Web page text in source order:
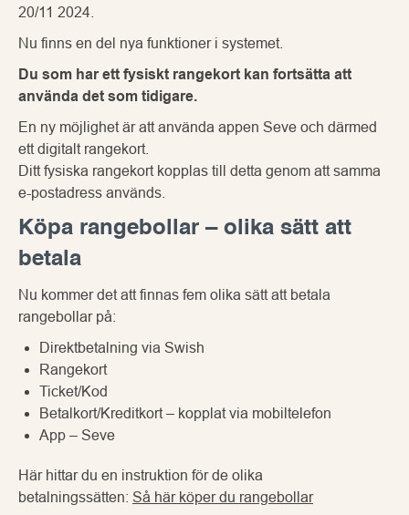
20/11 2024.
Nu finns en del nya funktioner i systemet.
Du som har ett fysiskt rangekort kan fortsätta att
använda det som tidigare.
En ny möjlighet är att använda appen Seve och därmed
ett digitalt rangekort.
Ditt fysiska rangekort kopplas till detta genom att samma
e-postadress används.
Köpa rangebollar – olika sätt att
betala
Nu kommer det att finnas fem olika sätt att betala
rangebollar på:
Direktbetalning via Swish
Rangekort
Ticket/Kod
Betalkort/Kreditkort – kopplat via mobiltelefon
App – Seve
Här hittar du en instruktion för de olika
betalningssätten: Så här köper du rangebollar